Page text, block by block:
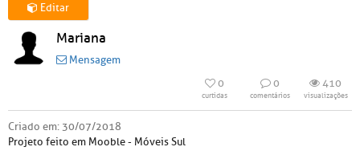
Editar
Mariana
Mensagem
0
curtidas
0
comentários
410
visualizações
Criado em: 30/07/2018
Projeto feito em Mooble - Móveis Sul